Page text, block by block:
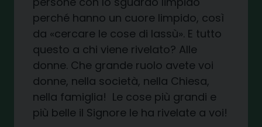
perché hanno un cuore limpido, così
da «cercare le cose di lassù». E tutto
questo a chi viene rivelato? Alle
donne. Che grande ruolo avete voi
donne, nella società, nella Chiesa,
nella famiglia! Le cose più grandi e
più belle il Signore le ha rivelate a voi!